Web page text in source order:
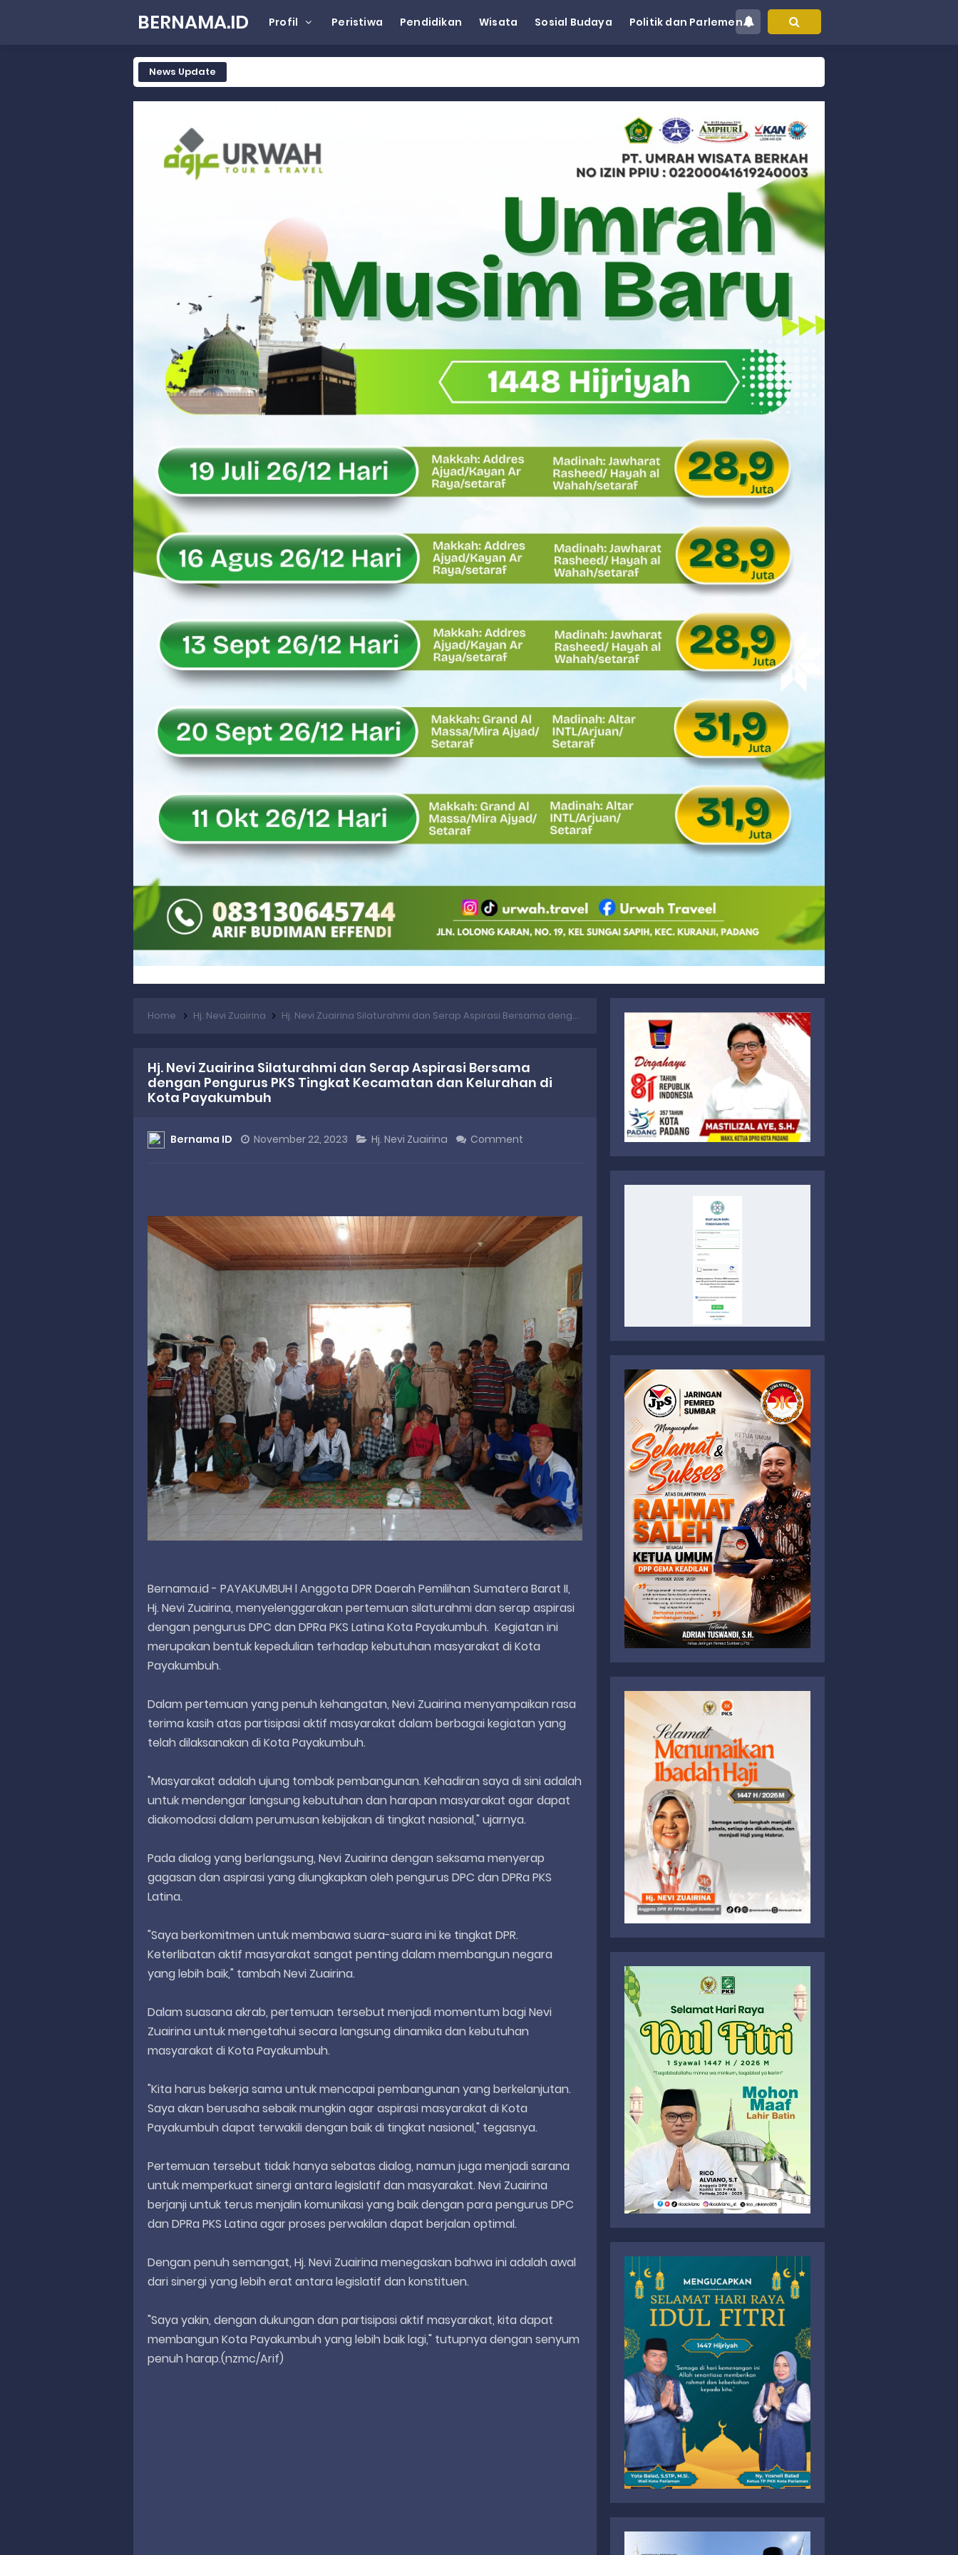
BERNAMA.ID Profil Peristiwa Pendidikan Wisata Sosial Budaya Politik dan Parlemen
News Update
Rahmat Saleh Komitmen Penguatan Kapasitas Dai dan Akademisi
Rahmat Saleh Resmikan Hunian Tetap KARTA untuk Korban Banjir Bandang di Sumbar
Wakili Gubernur Sumbar, Kabiro Kesra Hadiri dan Berikan Arahan pada MTQ Nasional ke-50 Tingkat Kec. Sungai Limau
RELIS KEJAKSAAN TINGGI SUMATERA BARAT
RELIS KEJAKSAAN TINGGI SUMATERA BARAT
RELIS KEJAKSAAN TINGGI SUMATERA BARAT
Peringati Hari Koperasi ke-79, Wagub Sumbar Dorong Koperasi Jadi Motor Penggerak Ekonomi Rakyat
Dilantik sebagai Ketua Umum Gema Keadilan, Rahmat Saleh Ajak Anak Muda Jadi Pemimpin Bangsa
Bangunan Liar di Atas Aset PT KAI Diduga Dibiarkan, Publik Pertanyakan Ketegasan Penegakan Hukum
Soal Isu Kejati Sumatera Barat Jemput Mahasiswa Paska Demo, Ini Bantahan Asintel Kejati Sumbar
Danrem 032/Wbr: Jadikan Pengabdian sebagai Ibadah kepada Tuhan Yang Maha Esa
Ini Penjelasan Kejaksaan Tinggi Sumatera Barat tentang Kasus Jembatan Sikabu Padang Pariaman
Rahmat Saleh Ingatkan Agrinas soal Defisit Operasional dan Pendapatan
Danrem 032/Wbr Kunjungi Kodim 0311/Pesisir Selatan, Apresiasi Dedikasi Prajurit Dukung Pembangunan Nasional
Sita Uang Tunai Rp 3 M terkait Kasus Dermaga Labuhan Bajau di Mentawai, Ini Penjelasan Tim Penyidik Kejaksaan Tinggi Sumbar
Rahmat Saleh Sebut Langkah Dony Oskaria Audit 750 BUMN Momentum Perbaikan Tata Kelola
Rahmat Saleh Puji Kinerja Dony Oskaria, Laba BUMN Meningkat dan Transformasi Berjalan Tanpa PHK Massal
DANREM 032/WIRABRAJA RESMIKAN JEMBATAN BAILEY DI NAGARI SALAREH AIA TIMUR, WUJUD NYATA KEPEDULIAN TNI UNTUK MASYARAKAT
Dialog Inspiratif di Agam, Legislator Nevi Zuairina Sampaikan Hal Ini
Danpusterad Resmi Tutup Program Bakti TNI AD Untuk Rakyat di Kabupaten Kepulauan Mentawai
Rahmat Saleh Nilai Penataan BUMN Perlu, Asalkan Layanan Publik Tetap Terjaga
Saturday, 8 August
Home Hj. Nevi Zuairina Hj. Nevi Zuairina Silaturahmi dan Serap Aspirasi Bersama dengan Pengurus PKS Tingkat Kecamatan dan Kelurahan di Kota Payakumbuh
Hj. Nevi Zuairina Silaturahmi dan Serap Aspirasi Bersama
dengan Pengurus PKS Tingkat Kecamatan dan Kelurahan di
Kota Payakumbuh
Bernama ID November 22, 2023 Hj. Nevi Zuairina Comment
Bernama.id - PAYAKUMBUH l Anggota DPR Daerah Pemilihan Sumatera Barat II,
Hj. Nevi Zuairina, menyelenggarakan pertemuan silaturahmi dan serap aspirasi
dengan pengurus DPC dan DPRa PKS Latina Kota Payakumbuh. Kegiatan ini
merupakan bentuk kepedulian terhadap kebutuhan masyarakat di Kota
Payakumbuh.
Dalam pertemuan yang penuh kehangatan, Nevi Zuairina menyampaikan rasa
terima kasih atas partisipasi aktif masyarakat dalam berbagai kegiatan yang
telah dilaksanakan di Kota Payakumbuh.
"Masyarakat adalah ujung tombak pembangunan. Kehadiran saya di sini adalah
untuk mendengar langsung kebutuhan dan harapan masyarakat agar dapat
diakomodasi dalam perumusan kebijakan di tingkat nasional," ujarnya.
Pada dialog yang berlangsung, Nevi Zuairina dengan seksama menyerap
gagasan dan aspirasi yang diungkapkan oleh pengurus DPC dan DPRa PKS
Latina.
"Saya berkomitmen untuk membawa suara-suara ini ke tingkat DPR.
Keterlibatan aktif masyarakat sangat penting dalam membangun negara
yang lebih baik," tambah Nevi Zuairina.
Dalam suasana akrab, pertemuan tersebut menjadi momentum bagi Nevi
Zuairina untuk mengetahui secara langsung dinamika dan kebutuhan
masyarakat di Kota Payakumbuh.
"Kita harus bekerja sama untuk mencapai pembangunan yang berkelanjutan.
Saya akan berusaha sebaik mungkin agar aspirasi masyarakat di Kota
Payakumbuh dapat terwakili dengan baik di tingkat nasional," tegasnya.
Pertemuan tersebut tidak hanya sebatas dialog, namun juga menjadi sarana
untuk memperkuat sinergi antara legislatif dan masyarakat. Nevi Zuairina
berjanji untuk terus menjalin komunikasi yang baik dengan para pengurus DPC
dan DPRa PKS Latina agar proses perwakilan dapat berjalan optimal.
Dengan penuh semangat, Hj. Nevi Zuairina menegaskan bahwa ini adalah awal
dari sinergi yang lebih erat antara legislatif dan konstituen.
"Saya yakin, dengan dukungan dan partisipasi aktif masyarakat, kita dapat
membangun Kota Payakumbuh yang lebih baik lagi," tutupnya dengan senyum
penuh harap.(nzmc/Arif)